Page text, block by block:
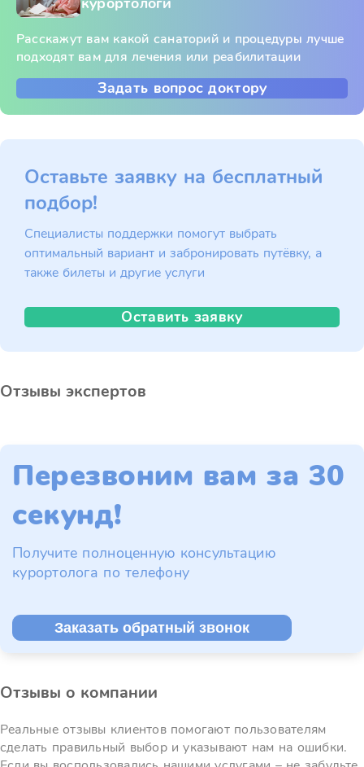
Расскажут вам какой санаторий и процедуры лучше
подходят вам для лечения или реабилитации
Задать вопрос доктору
Оставьте заявку на бесплатный
подбор!
Специалисты поддержки помогут выбрать
оптимальный вариант и забронировать путёвку, а
также билеты и другие услуги
Оставить заявку
Отзывы экспертов
Перезвоним вам за 30
секунд!
Получите полноценную консультацию
курортолога по телефону
Заказать обратный звонок
Отзывы о компании
Реальные отзывы клиентов помогают пользователям
сделать правильный выбор и указывают нам на ошибки.